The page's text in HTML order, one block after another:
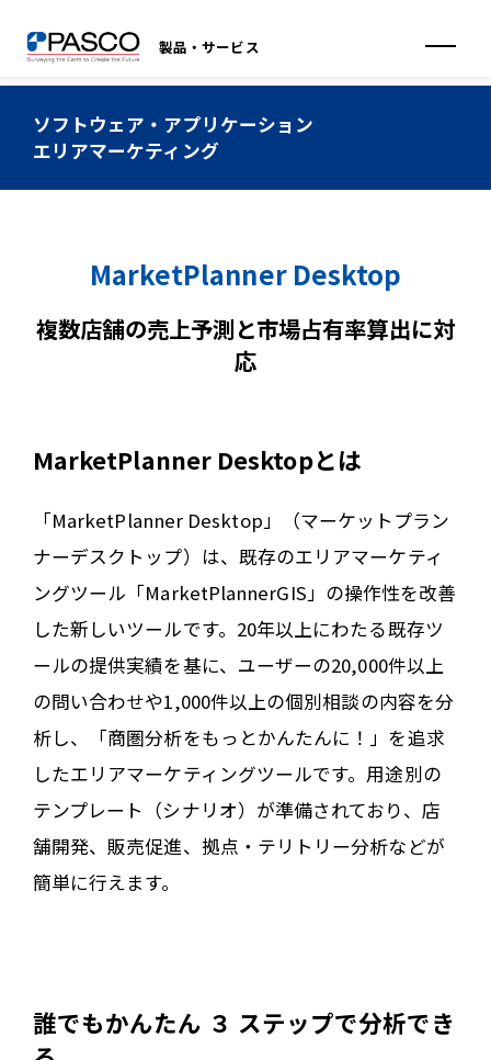
製品・サービス
ソフトウェア・アプリケーション
エリアマーケティング
MarketPlanner Desktop
複数店舗の売上予測と市場占有率算出に対
応
MarketPlanner Desktopとは
「MarketPlanner Desktop」（マーケットプラン
ナーデスクトップ）は、既存のエリアマーケティ
ングツール「MarketPlannerGIS」の操作性を改善
した新しいツールです。20年以上にわたる既存ツ
ールの提供実績を基に、ユーザーの20,000件以上
の問い合わせや1,000件以上の個別相談の内容を分
析し、「商圏分析をもっとかんたんに！」を追求
したエリアマーケティングツールです。用途別の
テンプレート（シナリオ）が準備されており、店
舗開発、販売促進、拠点・テリトリー分析などが
簡単に行えます。
誰でもかんたん ３ ステップで分析でき